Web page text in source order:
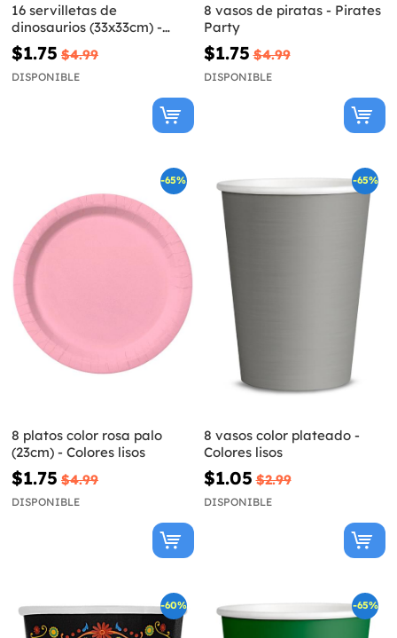
16 servilletas de
dinosaurios (33x33cm) -
Dinosaurs party
$1.75 $4.99
DISPONIBLE
8 vasos de piratas - Pirates
Party
$1.75 $4.99
DISPONIBLE
-65%
8 platos color rosa palo
(23cm) - Colores lisos
$1.75 $4.99
DISPONIBLE
-65%
8 vasos color plateado -
Colores lisos
$1.05 $2.99
DISPONIBLE
-60% -65%